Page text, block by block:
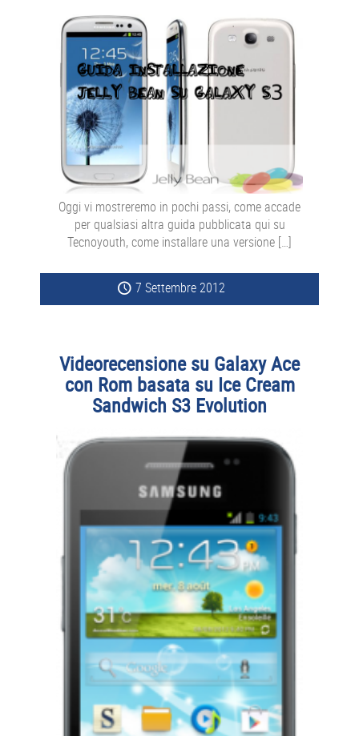
Oggi vi mostreremo in pochi passi, come accade
per qualsiasi altra guida pubblicata qui su
Tecnoyouth, come installare una versione […]
7 Settembre 2012
Videorecensione su Galaxy Ace
con Rom basata su Ice Cream
Sandwich S3 Evolution